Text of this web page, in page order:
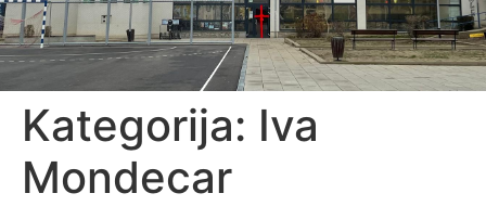
Kategorija: Iva
Mondecar